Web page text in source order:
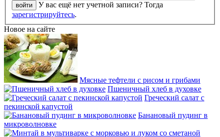
У вас ещё нет учетной записи? Тогда
зарегистрируйтесь.
Новое на сайте
Мясные тефтели с рисом и грибами
Пшеничный хлеб в духовке
Греческий салат с
пекинской капустой
Банановый пудинг в
микроволновке